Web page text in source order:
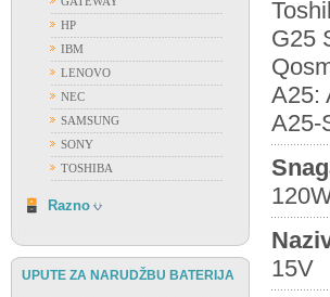
HP
IBM
LENOVO
NEC
SAMSUNG
SONY
TOSHIBA
Razno
UPUTE ZA NARUDŽBU BATERIJA
G25
A25:
A25-
15V